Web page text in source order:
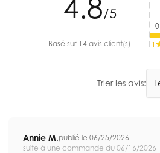
4.8/5
Basé sur 14 avis client(s)
0
1
Trier les avis:
Annie M.publié le 06/25/2026
suite à une commande du 06/16/2026